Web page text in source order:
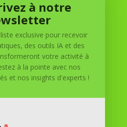
votre partenaire de confiance
depuis le confort de votre
solutions personnalisées pour
à notre
exclusive pour recevoir
des outils IA et des
votre activité à
à la pointe avec nos
et nos insights d'experts !